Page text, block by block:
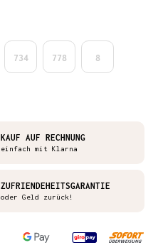
734 778 8
KAUF AUF RECHNUNG
einfach mit Klarna
ZUFRIENDEHEITSGARANTIE
oder Geld zurück!